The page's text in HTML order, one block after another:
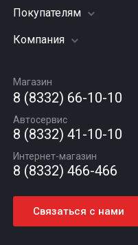
Грузовые шины
Диски
Автомасла
Заправка кондиционера
Подвеска (ходовая часть)
Шиномонтаж
Покупателям
Акции
Гарантии и возврат
Компания
Вакансии
Новости
Статьи
Контакты
Магазин
8 (8332) 66-10-10
Автосервис
8 (8332) 41-10-10
Интернет-магазин
8 (8332) 466-466
Связаться с нами